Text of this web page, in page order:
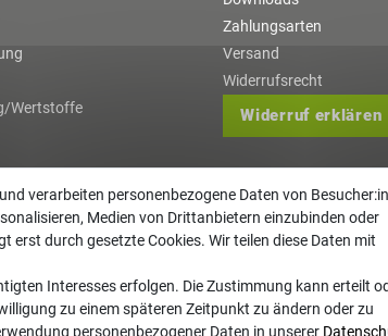
Wertstoffe
Zahlungsarten
Versand
Widerrufsrecht
Widerruf erklären
verarbeiten personenbezogene Daten von
Medien von Drittanbietern einzubinden oder
erst durch gesetzte Cookies. Wir teilen diese Daten mit
Interesses erfolgen. Die Zustimmung kann erteilt
zu einem späteren Zeitpunkt zu ändern oder zu
personenbezogener Daten in unserer